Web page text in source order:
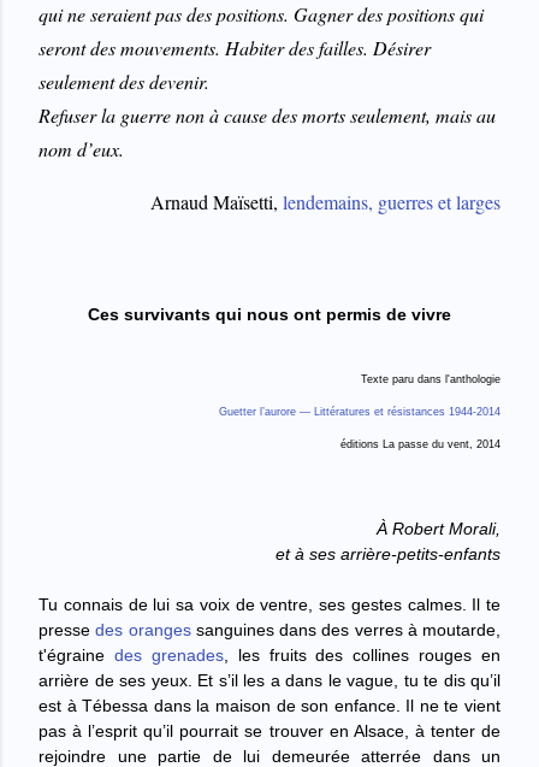
qui ne seraient pas des positions. Gagner des positions qui
seront des mouvements. Habiter des failles. Désirer
seulement des devenir.
Refuser la guerre non à cause des morts seulement, mais au
nom d’eux.
Arnaud Maïsetti, lendemains, guerres et larges
Ces survivants qui nous ont permis de vivre
Texte paru dans l'anthologie
Guetter l’aurore — Littératures et résistances 1944-2014
éditions La passe du vent, 2014
À Robert Morali,
et à ses arrière-petits-enfants
Tu connais de lui sa voix de ventre, ses gestes calmes. Il te
pressedes orangessanguines dans des verres à moutarde,
t'égraine des grenades, les fruits des collines rouges en
arrière de ses yeux. Et s’il les a dans le vague, tu te dis qu’il
est à Tébessa dans la maison de son enfance. Il ne te vient
pas à l’esprit qu’il pourrait se trouver en Alsace, à tenter de
rejoindre une partie de lui demeurée atterrée dans un